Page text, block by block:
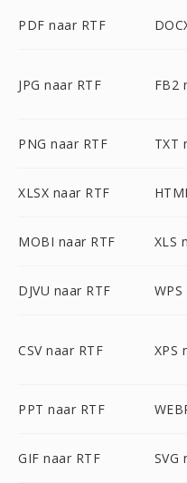
PDF naar RTF
JPG naar RTF FB2
PNG naar RTF TXT
XLSX naar RTF
MOBI naar RTF XLS
DJVU naar RTF
CSV naar RTF XPS
PPT naar RTF
GIF naar RTF SVG